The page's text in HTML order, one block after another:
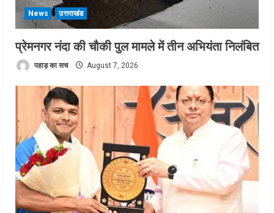
News उत्तराखंड
प्रेमनगर नंदा की चौकी पुल मामले में तीन अभियंता निलंबित
पहाड़ का सच August 7, 2026